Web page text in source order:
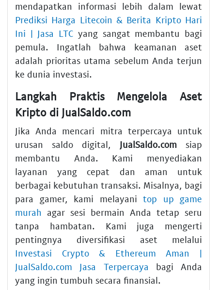
mendapatkan informasi lebih dalam lewat
Prediksi Harga Litecoin & Berita Kripto Hari
Ini | Jasa LTC yang sangat membantu bagi
pemula. Ingatlah bahwa keamanan aset
adalah prioritas utama sebelum Anda terjun
ke dunia investasi.
Langkah Praktis Mengelola Aset
Kripto di JualSaldo.com
Jika Anda mencari mitra terpercaya untuk
urusan saldo digital, JualSaldo.com siap
membantu Anda. Kami menyediakan
layanan yang cepat dan aman untuk
berbagai kebutuhan transaksi. Misalnya, bagi
para gamer, kami melayani top up game
murah agar sesi bermain Anda tetap seru
tanpa hambatan. Kami juga mengerti
pentingnya diversifikasi aset melalui
Investasi Crypto & Ethereum Aman |
JualSaldo.com Jasa Terpercaya bagi Anda
yang ingin tumbuh secara finansial.